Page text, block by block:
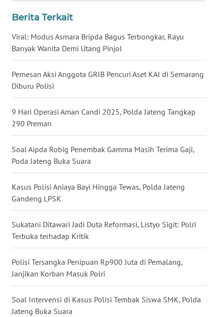
Berita Terkait
Viral: Modus Asmara Bripda Bagus Terbongkar, Rayu
Banyak Wanita Demi Utang Pinjol
Pemesan Aksi Anggota GRIB Pencuri Aset KAI di Semarang
Diburu Polisi
9 Hari Operasi Aman Candi 2025, Polda Jateng Tangkap
290 Preman
Soal Aipda Robig Penembak Gamma Masih Terima Gaji,
Poda Jateng Buka Suara
Kasus Polisi Aniaya Bayi Hingga Tewas, Polda Jateng
Gandeng LPSK
Sukatani Ditawari Jadi Duta Reformasi, Listyo Sigit: Polri
Terbuka terhadap Kritik
Polisi Tersangka Penipuan Rp900 Juta di Pemalang,
Janjikan Korban Masuk Polri
Soal Intervensi di Kasus Polisi Tembak Siswa SMK, Polda
Jateng Buka Suara
LAMPUNG
JATENG
NUSANTARA
JOGJA
WN
JATIM
WN
BALI
WN
KALBAR
WN